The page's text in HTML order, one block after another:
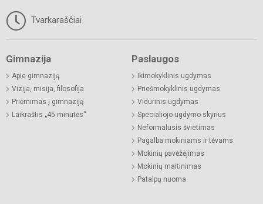
Tvarkaraščiai
Gimnazija
Apie gimnaziją
Vizija, misija, filosofija
Priėmimas į gimnaziją
Laikraštis „45 minutės“
Paslaugos
Ikimokyklinis ugdymas
Priešmokyklinis ugdymas
Vidurinis ugdymas
Specialiojo ugdymo skyrius
Neformalusis švietimas
Pagalba mokiniams ir tėvams
Mokinių pavėžėjimas
Mokinių maitinimas
Patalpų nuoma